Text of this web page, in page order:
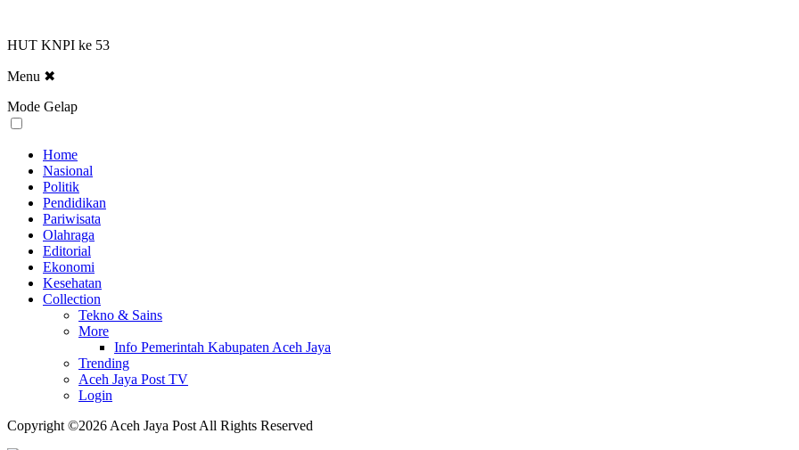
HUT KNPI ke 53
Menu ✖
Mode Gelap
Home
Nasional
Politik
Pendidikan
Pariwisata
Olahraga
Editorial
Ekonomi
Kesehatan
Collection
Tekno & Sains
More
Info Pemerintah Kabupaten Aceh Jaya
Trending
Aceh Jaya Post TV
Login
Copyright ©2026 Aceh Jaya Post All Rights Reserved